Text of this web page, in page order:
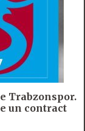
Trabzonspor.
un contract